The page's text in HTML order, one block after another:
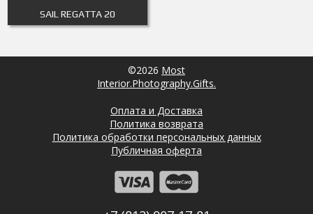
SAIL REGATTA 20
©2026 Most
Interior.Photography.Gifts.
Оплата и Доставка
Политика возврата
Политика обработки персональных данных
Публичная оферта